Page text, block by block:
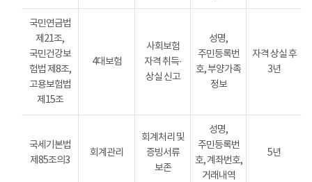
국민연금법
제21조,
국민건강보
험법 제8조,
고용보험법
제15조
4대보험
사회보험
자격 취득·
상실 신고
성명,
주민등록번
호, 부양가족
정보
자격 상실 후
3년
국세기본법
제85조의3
회계관리
회계처리 및
증빙서류
보존
성명,
주민등록번
호, 계좌번호,
거래내역
5년